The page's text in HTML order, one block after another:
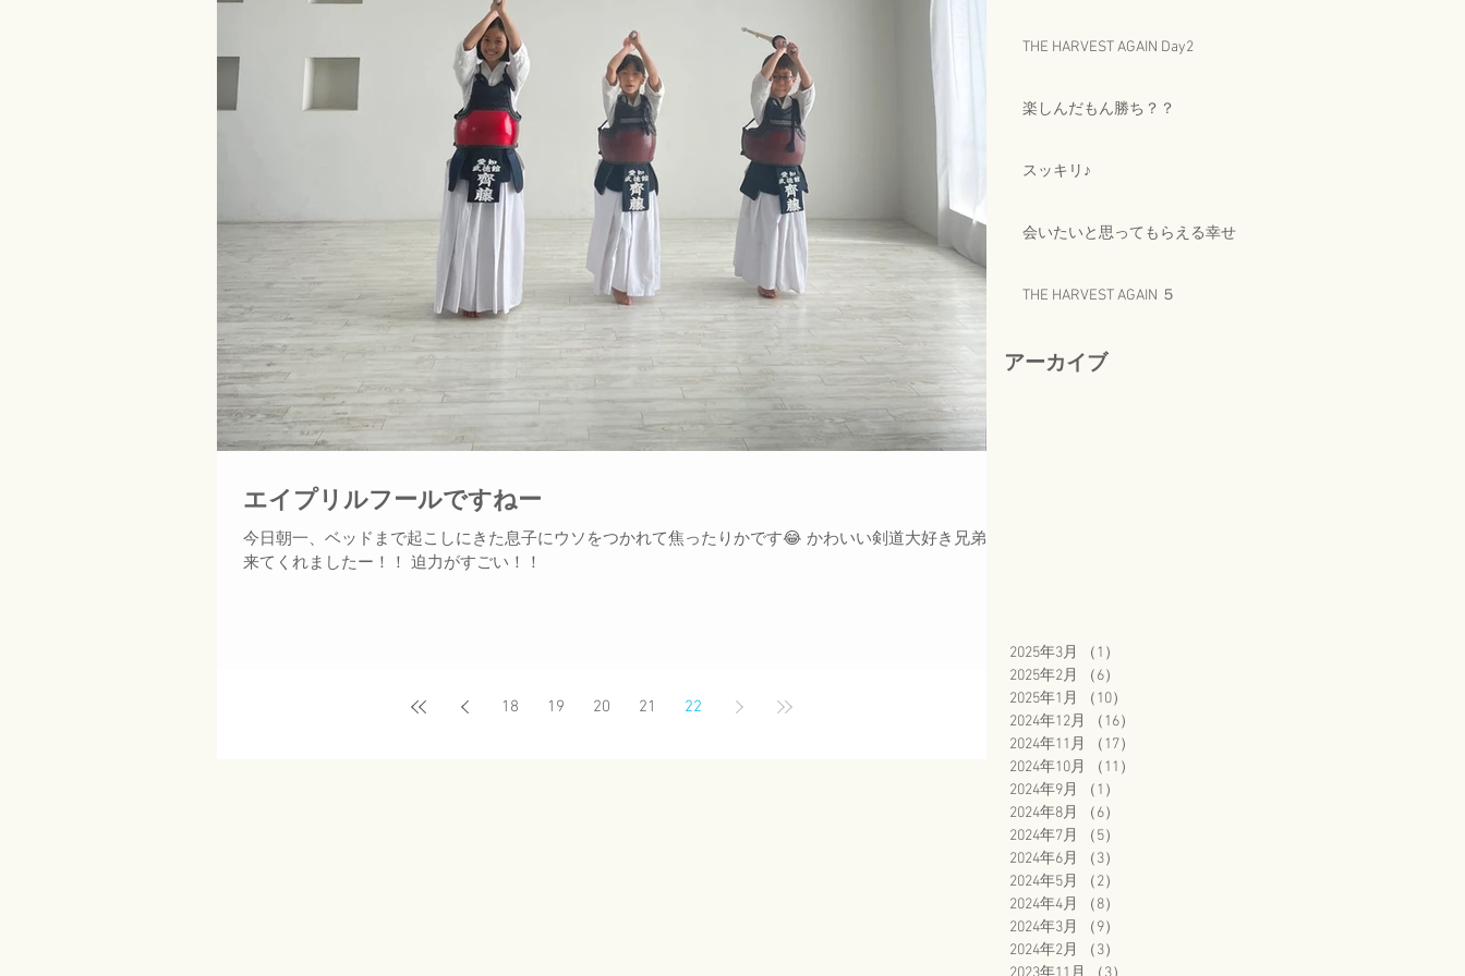
エイプリルフールですねー
今日朝一、ベッドまで起こしにきた息子にウソをつかれて焦ったりかです😂 かわいい剣道大好き兄弟が
来てくれましたー！！ 迫力がすごい！！
18 19 20 21 22
THE HARVEST AGAIN Day2
楽しんだもん勝ち？？
スッキリ♪
会いたいと思ってもらえる幸せ
THE HARVEST AGAIN ５
アーカイブ
2025年3月 （1）
2025年2月
（6）
2025年1月
（10）
2024年12月
（16）
2024年11月
（17）
2024年10月
（11）
2024年9月
（1）
2024年8月
（6）
2024年7月
（5）
2024年6月
（3）
2024年5月
（2）
2024年4月
（8）
2024年3月
（9）
2024年2月
（3）